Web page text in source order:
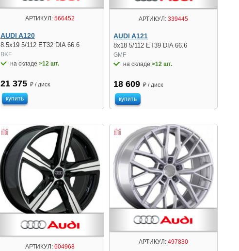
АРТИКУЛ: 566452
AUDI A120
8.5x19 5/112 ET32 DIA 66.6
BKF
на складе >12 шт.
21 375 ₽ / диск
купить
АРТИКУЛ: 339445
AUDI A121
8x18 5/112 ET39 DIA 66.6
GMF
на складе>12 шт.
18 609 ₽ / диск
купить
АРТИКУЛ: 604968
АРТИКУЛ: 497830